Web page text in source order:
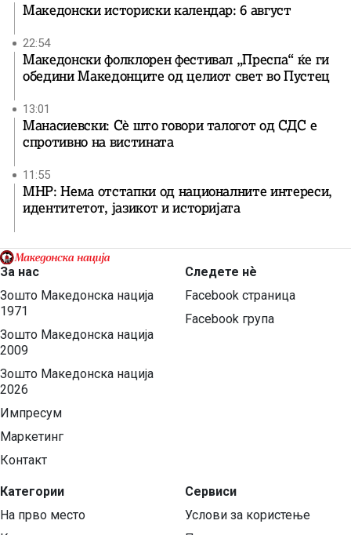
Македонски историски календар: 6 август
22:54
Македонски фолклорен фестивал „Преспа“ ќе ги
обедини Македонците од целиот свет во Пустец
13:01
Манасиевски: Сè што говори талогот од СДС е
спротивно на вистината
11:55
МНР: Нема отстапки од националните интереси,
идентитетот, јазикот и историјата
За нас
Зошто Македонска нација
1971
Зошто Македонска нација
2009
Зошто Македонска нација
2026
Импресум
Маркетинг
Контакт
Категории
На прво место
Следете нѐ
Facebook страница
Facebook група
Сервиси
Услови за користење